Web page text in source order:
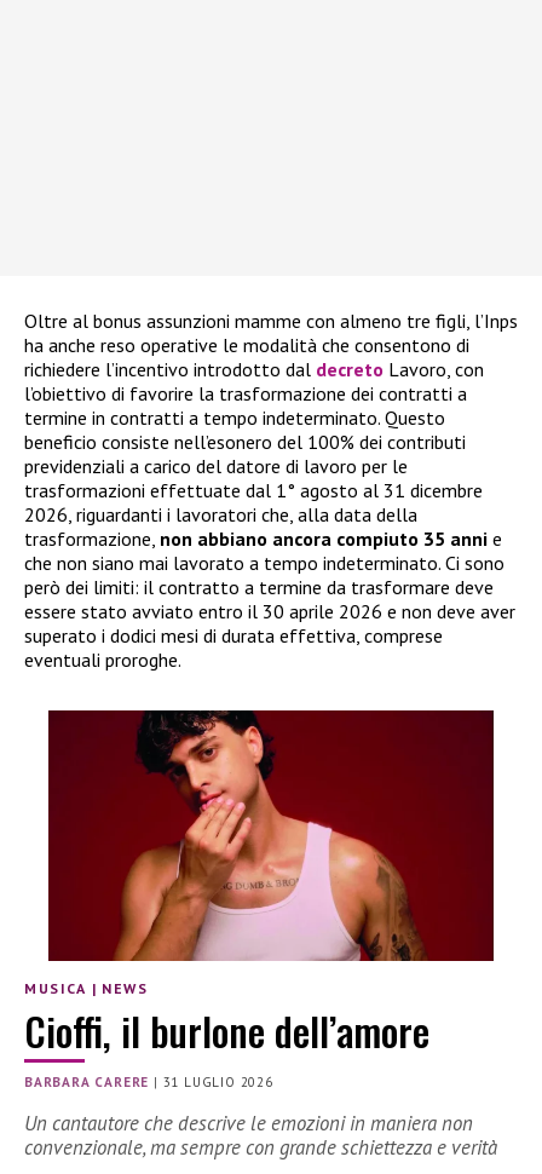
Oltre al bonus assunzioni mamme con almeno tre figli, l’Inps
ha anche reso operative le modalità che consentono di
richiedere l’incentivo introdotto dal decreto Lavoro, con
l’obiettivo di favorire la trasformazione dei contratti a
termine in contratti a tempo indeterminato. Questo
beneficio consiste nell’esonero del 100% dei contributi
previdenziali a carico del datore di lavoro per le
trasformazioni effettuate dal 1° agosto al 31 dicembre
2026, riguardanti i lavoratori che, alla data della
trasformazione, non abbiano ancora compiuto 35 anni e
che non siano mai lavorato a tempo indeterminato. Ci sono
però dei limiti: il contratto a termine da trasformare deve
essere stato avviato entro il 30 aprile 2026 e non deve aver
superato i dodici mesi di durata effettiva, comprese
eventuali proroghe.
MUSICA | NEWS
Cioffi, il burlone dell’amore
BARBARA CARERE | 31 LUGLIO 2026
Un cantautore che descrive le emozioni in maniera non
convenzionale, ma sempre con grande schiettezza e verità